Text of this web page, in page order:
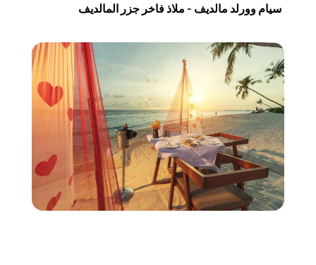
سيام وورلد مالديف - ملاذ فاخر جزر المالديف